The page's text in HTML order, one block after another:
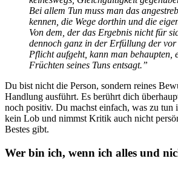
Bei allem Tun muss man das
kennen, die Wege dorthin und die
Von dem, der das Ergebnis nicht für
dennoch ganz in der Erfüllung der
Pflicht aufgeht, kann man behaupten,
Früchten seines Tuns entsagt.”
Du bist nicht die Person, sondern reines
Handlung ausführt. Es berührt dich
noch positiv. Du machst einfach, was zu tun
kein Lob und nimmst Kritik auch nicht
Bestes gibt.
Wer bin ich, wenn ich alles und